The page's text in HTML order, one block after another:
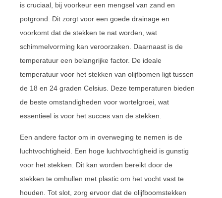
is cruciaal, bij voorkeur een mengsel van zand en
potgrond. Dit zorgt voor een goede drainage en
voorkomt dat de stekken te nat worden, wat
schimmelvorming kan veroorzaken. Daarnaast is de
temperatuur een belangrijke factor. De ideale
temperatuur voor het stekken van olijfbomen ligt tussen
de 18 en 24 graden Celsius. Deze temperaturen bieden
de beste omstandigheden voor wortelgroei, wat
essentieel is voor het succes van de stekken.
Een andere factor om in overweging te nemen is de
luchtvochtigheid. Een hoge luchtvochtigheid is gunstig
voor het stekken. Dit kan worden bereikt door de
stekken te omhullen met plastic om het vocht vast te
houden. Tot slot, zorg ervoor dat de olijfboomstekken